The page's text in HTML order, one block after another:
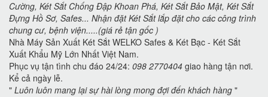
Cường, Két Sắt Chống Đập Khoan Phá, Két Sắt Bảo Mật, Két Sắt
Đựng Hồ Sơ, Safes... Nhận đặt Két Sắt lắp đặt cho các công trình
chung cư, bệnh viện.....(giá rẻ tận gốc )
Nhà Máy Sản Xuất Két Sắt WELKO Safes & Két Bạc - Két Sắt
Xuất Khẩu Mỹ Lớn Nhất Việt Nam.
Phục vụ tận tình chu đáo 24/24: 098 2770404 giao hàng tận nơi.
Kể cả ngày lễ.
" Luôn luôn mang lại sự hài lòng mong đợi đến khách hàng "